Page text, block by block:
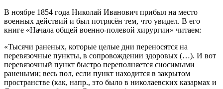
В ноябре 1854 года Николай Иванович прибыл на место
военных действий и был потрясён тем, что увидел. В его
книге «Начала общей военно-полевой хирургии» читаем:
«Тысячи раненых, которые целые дни переносятся на
перевязочные пункты, в сопровождении здоровых (…). И вот
перевязочный пункт быстро переполняется сносимыми
ранеными; весь пол, если пункт находится в закрытом
пространстве (как, напр., это было в николаевских казармах и